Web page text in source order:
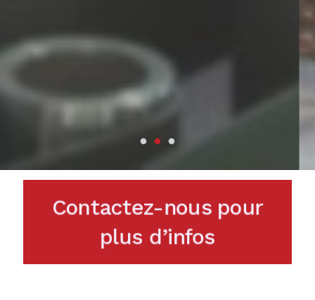
Contactez-nous pour
plus d’infos